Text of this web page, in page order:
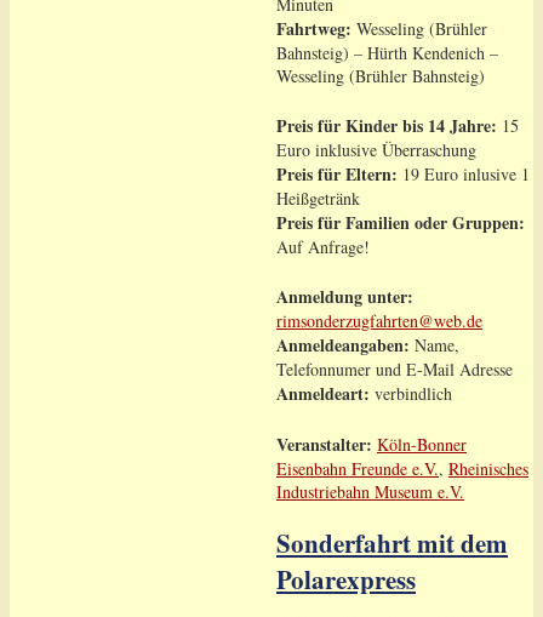
Fahrtweg: Wesseling (Brühler
Bahnsteig) – Hürth Kendenich –
Wesseling (Brühler Bahnsteig)
Preis für Kinder bis 14 Jahre: 15
Euro inklusive Überraschung
Preis für Eltern: 19 Euro inlusive 1
Heißgetränk
Preis für Familien oder Gruppen:
Auf Anfrage!
Anmeldung unter:
rimsonderzugfahrten@web.de
Anmeldeangaben: Name,
Telefonnumer und E-Mail Adresse
Anmeldeart: verbindlich
Veranstalter: Köln-Bonner
Eisenbahn Freunde e.V., Rheinisches
Industriebahn Museum e.V.
Sonderfahrt mit dem
Polarexpress